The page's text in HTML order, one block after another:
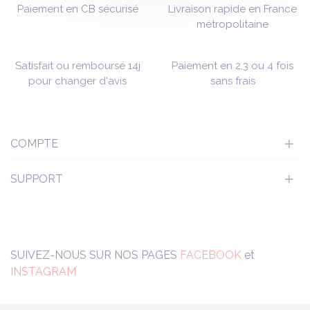
Paiement en CB sécurisé
Livraison rapide en France
métropolitaine
Satisfait ou remboursé 14j
pour changer d'avis
Paiement en 2,3 ou 4 fois
sans frais
SUIVEZ-NOUS SUR NOS PAGES FACEBOOK et
INSTAGRAM
COMPTE
SUPPORT